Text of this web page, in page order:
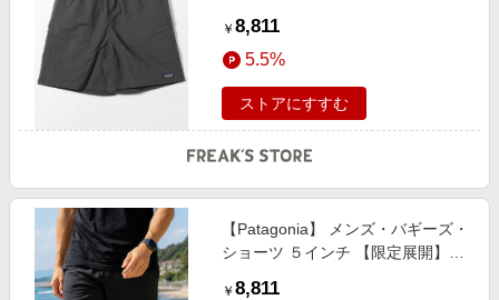
￥ 8,811
5.5%
ストアにすすむ
【Patagonia】 メンズ・バギーズ・
ショーツ ５インチ 【限定展開】
￥ 8,811